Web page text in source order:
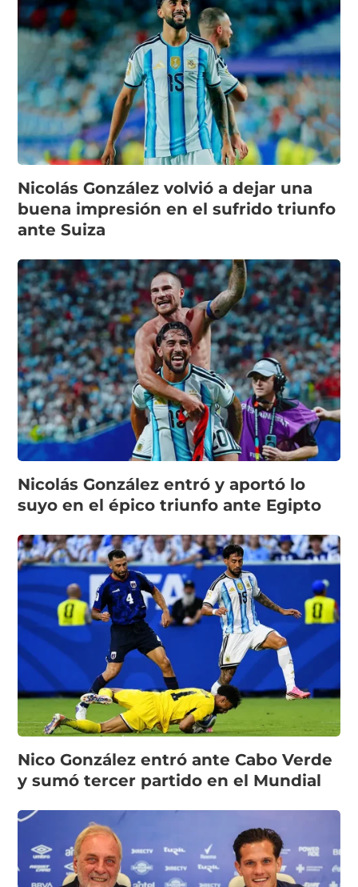
Nicolás González volvió a dejar una
buena impresión en el sufrido triunfo
ante Suiza
Nicolás González entró y aportó lo
suyo en el épico triunfo ante Egipto
Nico González entró ante Cabo Verde
y sumó tercer partido en el Mundial